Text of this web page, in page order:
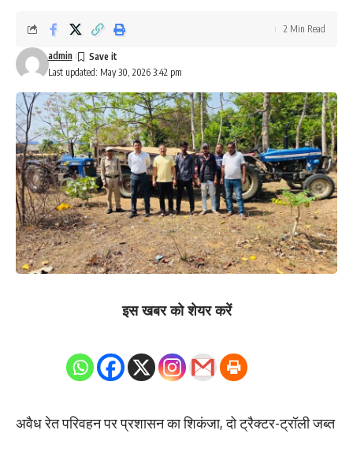
Last updated: May 30, 2026 3:42 pm
admin
2 Min Read
इस खबर को शेयर करें
अवैध रेत परिवहन पर प्रशासन का शिकंजा, दो ट्रैक्टर-ट्रॉली जब्त